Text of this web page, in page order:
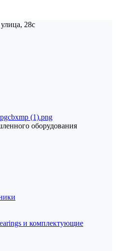
28с
оборудования
и комплектующие